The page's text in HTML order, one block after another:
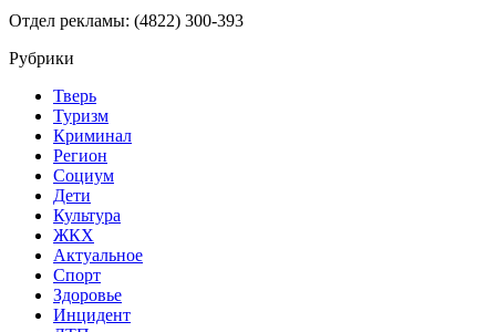
Отдел рекламы: (4822) 300-393
Рубрики
Тверь
Туризм
Криминал
Регион
Социум
Дети
Культура
ЖКХ
Актуальное
Спорт
Здоровье
Инцидент